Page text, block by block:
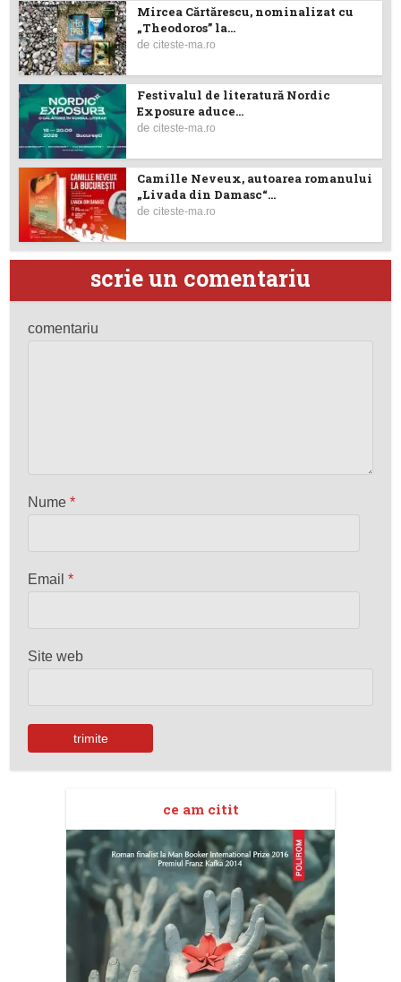
Mircea Cărtărescu, nominalizat cu
„Theodoros” la...
deciteste-ma.ro
Festivalul de literatură Nordic
Exposure aduce...
deciteste-ma.ro
Camille Neveux, autoarea romanului
„Livada din Damasc“...
deciteste-ma.ro
scrie un comentariu
comentariu
Nume*
Email*
Site web
ce am citit